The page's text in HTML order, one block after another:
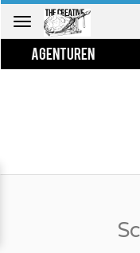
Toggle
navigation
AGENTUREN